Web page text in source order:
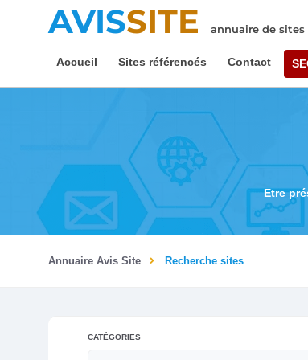
AVISSITE annuaire de
Accueil Sites référencés Contact
Etre
Annuaire Avis Site Recherche sites
CATÉGORIES